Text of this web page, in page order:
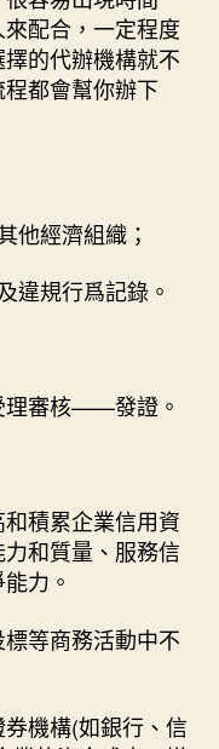
配合，一定程度
的代辦機構就不
都會幫你辦下
他經濟組織；
違規行爲記錄。
審核——發證。
積累企業信用資
和質量、服務信
力。
等商務活動中不
機構(如銀行、信